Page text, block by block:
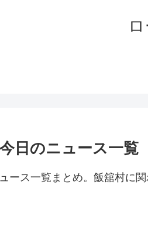
日のニュース一覧
ース一覧まとめ。飯舘村に